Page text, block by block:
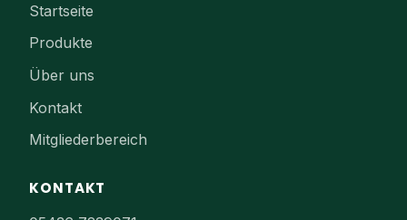
Startseite
Produkte
Über uns
Kontakt
Mitgliederbereich
KONTAKT